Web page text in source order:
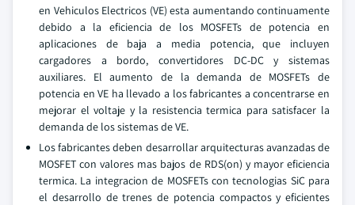
en Vehiculos Electricos (VE) esta aumentando continuamente
debido a la eficiencia de los MOSFETs de potencia en
aplicaciones de baja a media potencia, que incluyen
cargadores a bordo, convertidores DC-DC y sistemas
auxiliares. El aumento de la demanda de MOSFETs de
potencia en VE ha llevado a los fabricantes a concentrarse en
mejorar el voltaje y la resistencia termica para satisfacer la
demanda de los sistemas de VE.
Los fabricantes deben desarrollar arquitecturas avanzadas de
MOSFET con valores mas bajos de RDS(on) y mayor eficiencia
termica. La integracion de MOSFETs con tecnologias SiC para
el desarrollo de trenes de potencia compactos y eficientes